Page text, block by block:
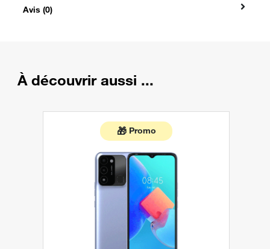
Avis (0)
À découvrir aussi ...
🎁 Promo